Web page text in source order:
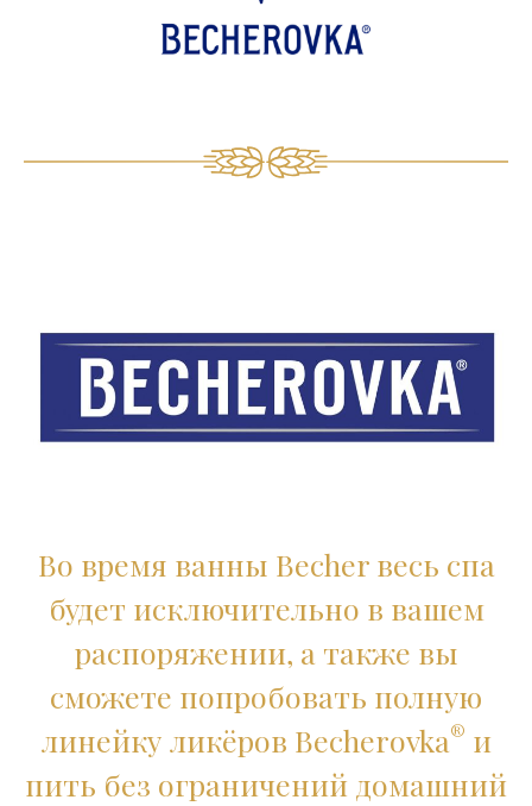
Во время ванны Becher весь спа
будет исключительно в вашем
распоряжении, а также вы
сможете попробовать полную
линейку ликёров Becherovka® и
пить без ограничений домашний